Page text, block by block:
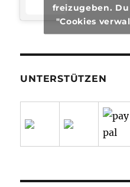
freizugeben.
"Cookies
UNTERSTÜTZEN